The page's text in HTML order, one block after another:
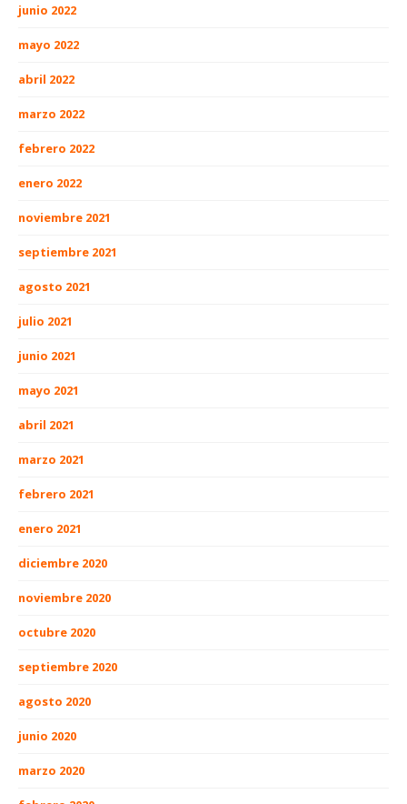
junio 2022
mayo 2022
abril 2022
marzo 2022
febrero 2022
enero 2022
noviembre 2021
septiembre 2021
agosto 2021
julio 2021
junio 2021
mayo 2021
abril 2021
marzo 2021
febrero 2021
enero 2021
diciembre 2020
noviembre 2020
octubre 2020
septiembre 2020
agosto 2020
junio 2020
marzo 2020